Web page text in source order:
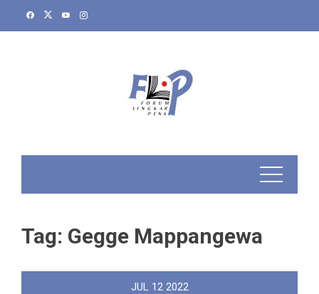
Tag: Gegge Mappangewa
JUL 12 2022